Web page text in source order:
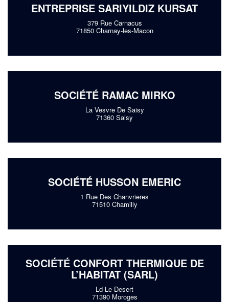
ENTREPRISE SARIYILDIZ KURSAT
379 Rue Carnacus
71850 Charnay-les-Macon
SOCIÉTÉ RAMAC MIRKO
La Vesvre De Saisy
71360 Saisy
SOCIÉTÉ HUSSON EMERIC
1 Rue Des Chanvrieres
71510 Chamilly
SOCIÉTÉ CONFORT THERMIQUE DE
L’HABITAT (SARL)
Ld Le Desert
71390 Moroges